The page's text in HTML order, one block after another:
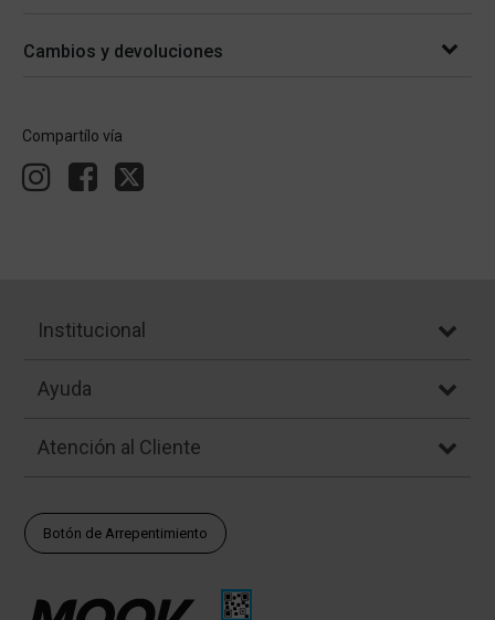
Cambios y devoluciones
Compartílo vía
Institucional
Ayuda
Atención al Cliente
Botón de Arrepentimiento